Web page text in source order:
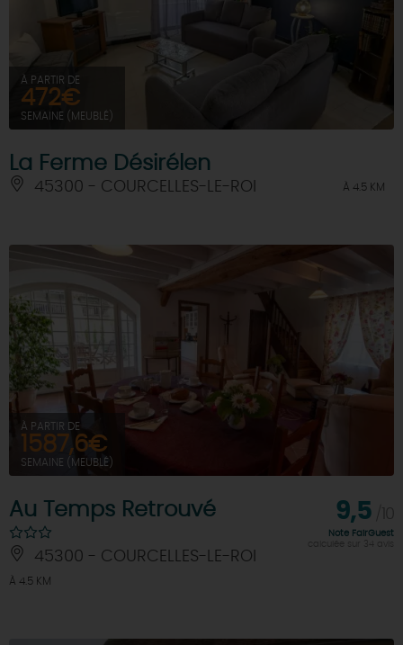
À PARTIR DE
472€
SEMAINE (MEUBLÉ)
La Ferme Désirélen
45300 - COURCELLES-LE-ROI À 4.5 KM
À PARTIR DE
1587,6€
SEMAINE (MEUBLÉ)
Au Temps Retrouvé
45300 - COURCELLES-LE-ROI
À 4.5 KM
9,5
Note FairGuest
calculée sur 34 avis